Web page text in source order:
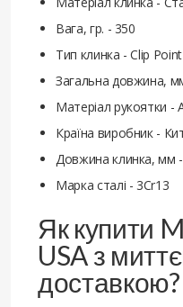
Вага, гр. - 350
Тип клинка - Clip Point
Загальна довжина,
Матеріал рукоятки -
Країна виробник -
Довжина клинка, мм
Марка сталі - 3Cr13
Як купити
USA з
доставкою?